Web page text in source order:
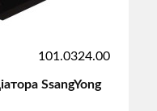
101.0324.00
SsangYong